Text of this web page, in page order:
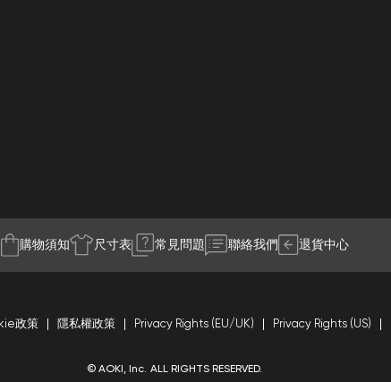
購物須知 尺寸表 常見問題 聯絡我們 退貨中心
政策 隱私權政策 Privacy Rights (EU/UK) Privacy Rights (US)
© AOKI, Inc. ALL RIGHTS RESERVED.